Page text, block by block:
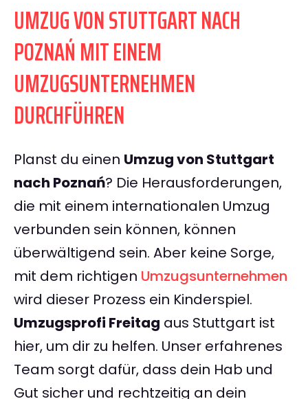
UMZUG VON STUTTGART NACH
POZNAŃ MIT EINEM
UMZUGSUNTERNEHMEN
DURCHFÜHREN
Planst du einen Umzug von Stuttgart
nach Poznań? Die Herausforderungen,
die mit einem internationalen Umzug
verbunden sein können, können
überwältigend sein. Aber keine Sorge,
mit dem richtigen Umzugsunternehmen
wird dieser Prozess ein Kinderspiel.
Umzugsprofi Freitag aus Stuttgart ist
hier, um dir zu helfen. Unser erfahrenes
Team sorgt dafür, dass dein Hab und
Gut sicher und rechtzeitig an dein